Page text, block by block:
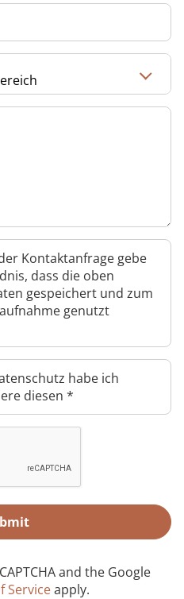
Kontaktanfrage gebe
dass die oben
gespeichert und zum
genutzt
habe ich
diesen *
and the Google
Serviceapply.